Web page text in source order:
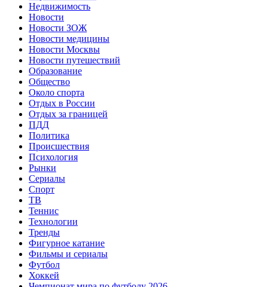
Недвижимость
Новости
Новости ЗОЖ
Новости медицины
Новости Москвы
Новости путешествий
Образование
Общество
Около спорта
Отдых в России
Отдых за границей
ПДД
Политика
Происшествия
Психология
Рынки
Сериалы
Спорт
ТВ
Теннис
Технологии
Тренды
Фигурное катание
Фильмы и сериалы
Футбол
Хоккей